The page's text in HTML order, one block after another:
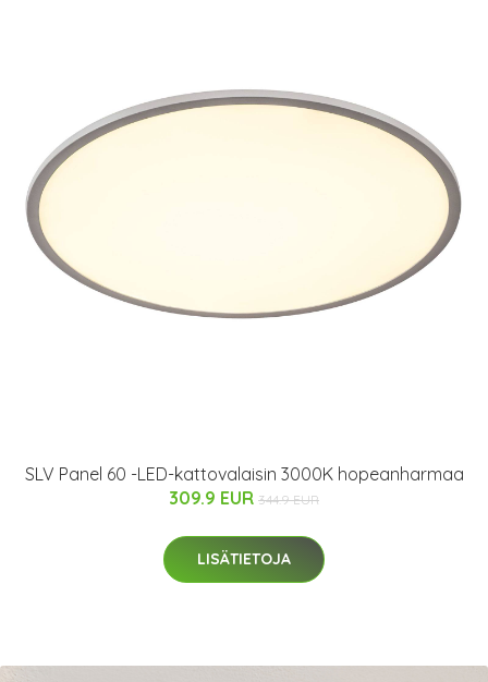
SLV Panel 60 -LED-kattovalaisin 3000K hopeanharmaa
309.9 EUR 344.9 EUR
LISÄTIETOJA